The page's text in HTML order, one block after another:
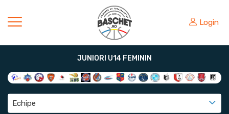
Login
JUNIORI U14 FEMININ
Echipe